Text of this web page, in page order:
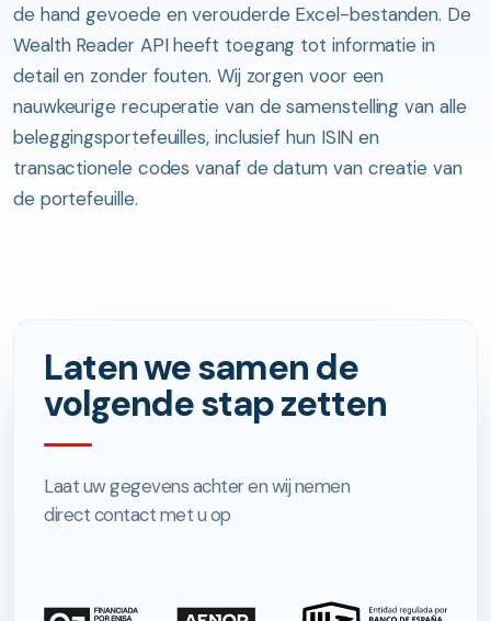
de hand gevoede en verouderde Excel-bestanden. De
Wealth Reader API heeft toegang tot informatie in
detail en zonder fouten. Wij zorgen voor een
nauwkeurige recuperatie van de samenstelling van alle
beleggingsportefeuilles, inclusief hun ISIN en
transactionele codes vanaf de datum van creatie van
de portefeuille.
Laten we samen de
volgende stap zetten
Laat uw gegevens achter en wij nemen
direct contact met u op